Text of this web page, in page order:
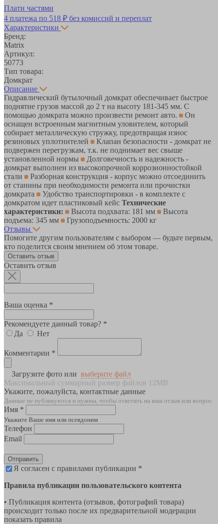
Плати частями
4 платежа по 518 ₽ без комиссий и переплат
Характеристики
Бренд:
Matrix
Артикул:
50773
Тип товара:
Домкрат
Описание
Гидравлический бутылочный домкрат обеспечивает быстрое
поднятие грузов массой до 2 т на высоту 181-345 мм. С
помощью домкрата можно произвести ремонт авто.
Он
оснащен встроенным магнитным уловителем, который
собирает металлическую стружку, предотвращая износ
резиновых уплотнителей
Клапан безопасности - домкрат не
подвержен перегрузкам, т.к. не поднимает вес свыше
установленной нормы
Долговечность и надежность -
домкрат выполнен из высокопрочной коррозионностойкой
стали
Разборная конструкция - корпус можно отсоединить
от станины при необходимости ремонта или прочистки
домкрата
Удобство транспортировки - в комплекте с
домкратом идет пластиковый кейс Технические
характеристики:
Высота подхвата: 181 мм
Высота
подъема: 345 мм
Грузоподъемность: 2000 кг
Отзывы
Помогите другим пользователям с выбором — будьте первым,
кто поделится своим мнением об этом товаре.
Оставить отзыв
Оставить отзыв
Ваша оценка *
Рекомендуете данный товар? *
Да
Нет
Комментарии *
Загрузите фото или выберите файл
Максимальный суммарный размер файлов 12MB
Укажите, пожалуйста, контактные данные
Данные не публикуются и нужны, чтобы ответить на ваш отзыв или вопрос
Имя *
Укажите Ваше имя или псевдоним
Телефон
Email
Отправить
Я согласен с правилами публикации *
Правила публикации пользовательского контента
• Публикация контента (отзывов, фотографий товара)
происходит только после их предварительной модерации
показать правила